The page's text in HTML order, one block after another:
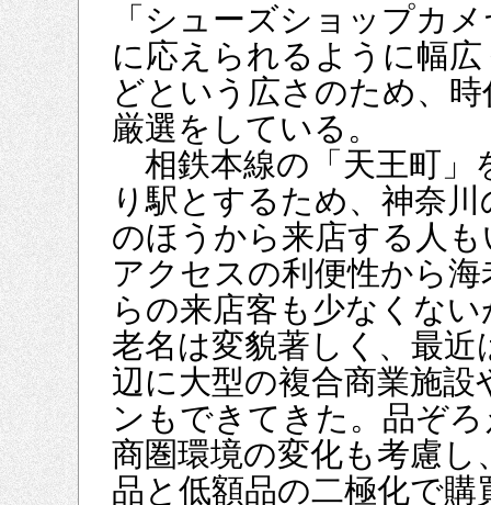
「シューズショップカ
に応えられるように幅
どという広さのため、
厳選をしている。
相鉄本線の「天王町」
り駅とするため、神奈川
のほうから来店する人も
アクセスの利便性から海
らの来店客も少なくない
老名は変貌著しく、最近
辺に大型の複合商業施設
ンもできてきた。品ぞ
商圏環境の変化も考慮し
品と低額品の二極化で購